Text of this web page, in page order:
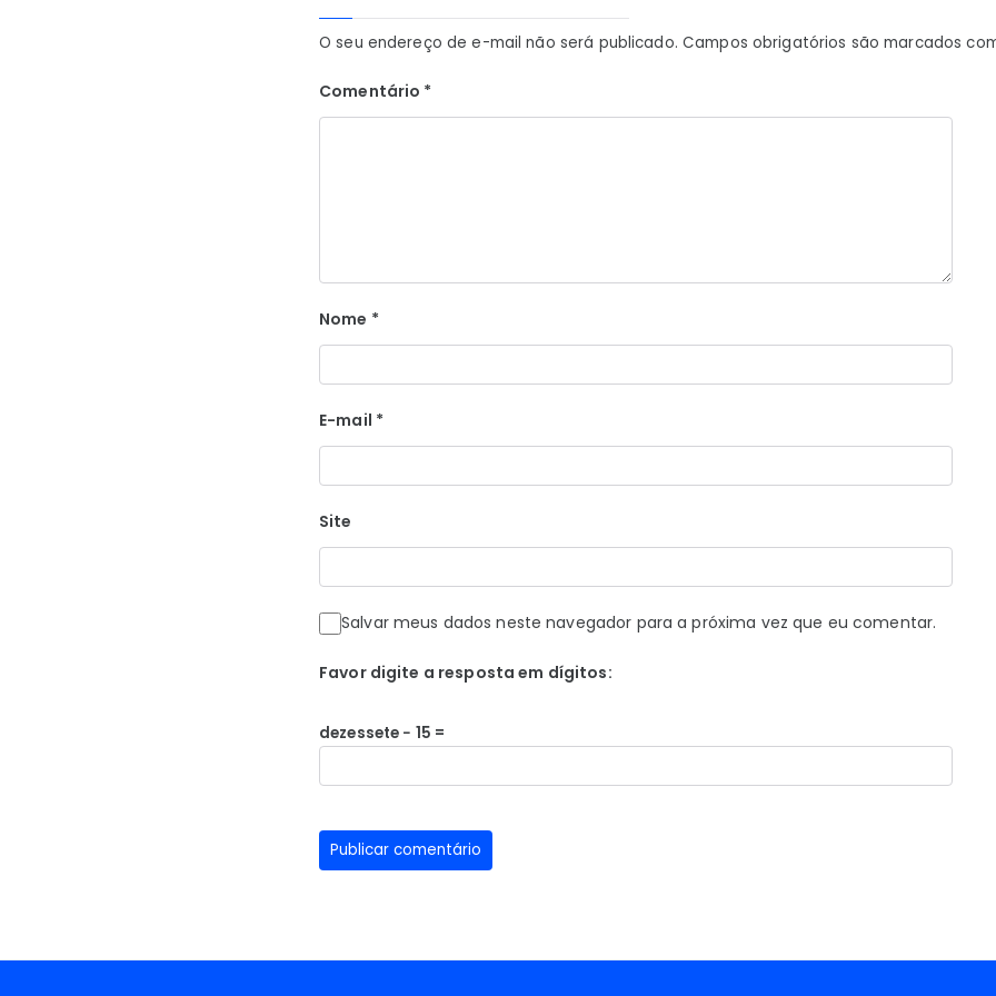
O seu endereço de e-mail não será publicado. Campos obrigatórios são marcados
Comentário *
Nome *
E-mail *
Site
Salvar meus dados neste navegador para a próxima vez que eu comentar.
Favor digite a resposta em dígitos:
dezessete − 15 =